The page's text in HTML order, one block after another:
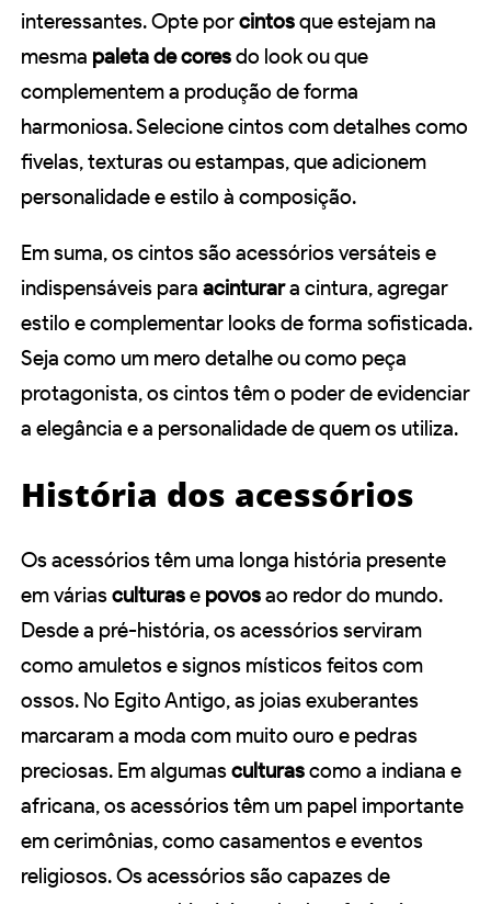
interessantes. Opte porcintosque estejam na
mesma paleta de coresdo look ou que
complementem a produção de forma
harmoniosa. Selecione cintos com detalhes como
fivelas, texturas ou estampas, que adicionem
personalidade e estilo à composição.
Em suma, os cintos são acessórios versáteis e
indispensáveis para acinturara cintura, agregar
estilo e complementar looks de forma sofisticada.
Seja como um mero detalhe ou como peça
protagonista, os cintos têm o poder de evidenciar
a elegância e a personalidade de quem os utiliza.
História dos acessórios
Os acessórios têm uma longa história presente
em váriasculturase povosao redor do mundo.
Desde a pré-história, os acessórios serviram
como amuletos e signos místicos feitos com
ossos. No Egito Antigo, as joias exuberantes
marcaram a moda com muito ouro e pedras
preciosas. Em algumasculturascomo a indiana e
africana, os acessórios têm um papel importante
em cerimônias, como casamentos e eventos
religiosos. Os acessórios são capazes de